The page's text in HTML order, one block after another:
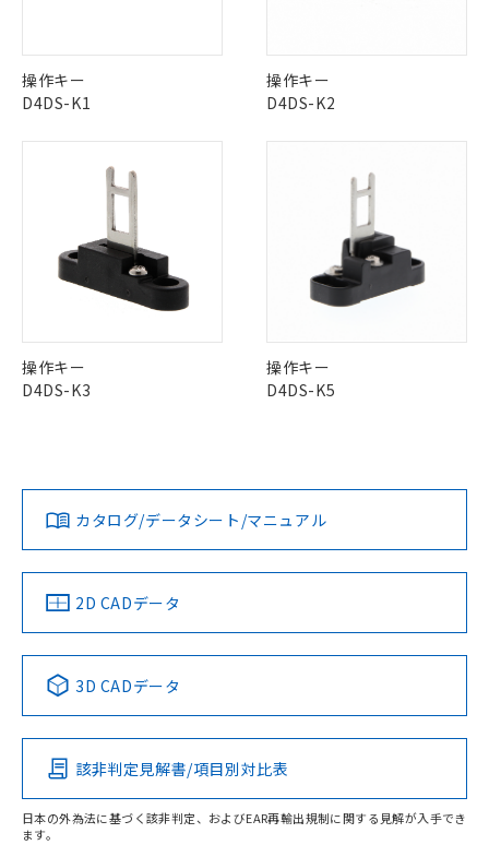
"対応済み"や非含有の記載がされた商品であっても、流通
在庫等で未対応品が混在する可能性があります。
非含有品が必要な際は、弊社営業部門もしくは販売店へお
問い合わせください。
操作キー
D4DS-K1
操作キー
D4DS-K2
操作キー
D4DS-K3
操作キー
D4DS-K5
カタログ/データシート/マニュアル
2D CADデータ
3D CADデータ
該非判定見解書/項目別対比表
日本の外為法に基づく該非判定、およびEAR再輸出規制に関する見解が入手でき
ます。
商品の当社在庫状況および標準価格
(税抜)を提供させていただくもので
す。
本サービスの対象外となる商品もある
ことをご了承ください。
在庫状況および標準価格照会結果は、
記載している更新日時点での社内デー
タに基づき作成されるものであり、閲
覧された時点での実際の在庫および標
了承ください。
正式な納期状況および標準価格はお客
様のお取引先、またはお客様担当のオ
在庫状況および標準価格結果を当社の
事前の承諾なく第三者に漏洩または開
示しないようお願いします。
マイパーツ機能（部品リスト作成サー
ビス）をご利用いただくには、I-Web
メンバーズにご登録されている必要が
あります。
お客様が当ウェブサイト上で当社にご
引・商談に必要な範囲で利用すること
をご了承ください。
※当社の共同利用者とは、"個人情報
調査・確認中：EU RoHS指令（10物質）の
非含有の対応状況を調査中または確認中の
商品です。
害物質有無と関係のない商品です。
仕入先様の事情により、非含有部品として
いたものが、含有品と判明した場合などや
むを得ず変更することがあります。
*EU RoHS指令（10物質）：
鉛(Pb) 1000ppm以下、 水銀(Hg) 1000ppm以下、 カド
ミウム(Cd) 100ppm以下、
六価クロム(Cr(Ⅵ)) 1000ppm以下、ポリ臭化ビフェニル
(PBDE) 1000ppm以下、フタル酸ビス(2-エチルヘキシ
ル) (DEHP)(別名：DOP) 1000ppm以下、フタル酸ブチ
ルベンジル（BBP） 1000ppm以下、フタル酸ジブチル
（DBP） 1000ppm以下、フタル酸ジイソブチル
月が前後することがあります。
※3 非含有証明書ダウンロード
下記の非含有証明書をダウンロードするこ
とができます。
EU RoHS指令（10物質）の非含有証明書
基準値以下であることを示します。
「×」：最大均質材料含有率が中国RoHSの
基準値を超えていることを示します。
「－」：未確認です。当社販売部門へお問
い合わせください。
*中国RoHS10物質の基準値 (GB/T26572)：
Pb(鉛) :1000ppm、 Hg(水銀) : 1000ppm、 Cd(カドミウ
ム) : 100ppm、
ニル類) : 1000ppm、 PBDEs(ポリ臭化ジフェニルエーテ
DBP(フタル酸ジブチル) : 1000ppm、 DIBP(フタル酸ジ
イソブチル) : 1000ppm、 BBP(フタル酸ブチルベンジ
※2 環境保護使用期限
質が外部に漏えいし、環境に深刻な影響を
及ぼさない年数を意味します。
「－」：未確認です。当社販売部門へお問
い合わせください。
当社は、これら貴社製品のうち、外国
為替および外国貿易法に定める商品
（以下｢規制貨物等」という）を輸出
または国外への提供する場合は、日本
国政府の輸出許可(または役務取引許
可)を取得するなどの必要な手続きを
当社は規制貨物を破棄する場合は、完
全に破砕するなど、違法に輸出されな
使用いたしません。
当社は、貴社製品を第三者に販売する
法に輸出するおそれがある場合は、取
り引きをいたしません。
合意する
記
号
説明
○ 一定数以上の在庫あり
一定数には満たないが在庫あり
機器販売店・当社販売員にご確
認ください)
空
受注生産機種、また在庫状況の